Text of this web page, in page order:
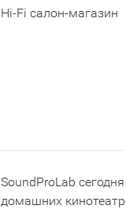
Hi-Fi салон-магазин
SoundProLab
домашних